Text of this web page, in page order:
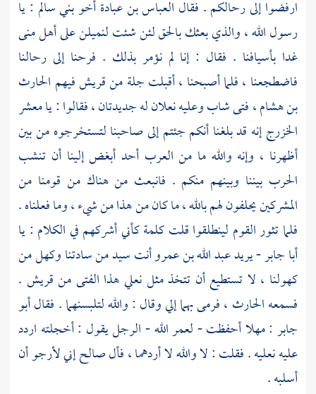
ارفضوا إلى رحالكم . فقال العباس بن عبادةأخوبني سالم : يا
رسول الله ، والذي بعثك بالحق لئن شئت لنميلن علىأهلمنى
غدا بأسيافنا . فقال : إنا لم نؤمر بذلك . فرحنا إلى رحالنا
فاضطجعنا ، فلما أصبحنا ، أقبلت جلة منقريشفيهم الحارث
بن هشام ،فتى شاب وعليه نعلان له جديدتان ، فقالوا : يا معشر
الخزرجإنه قد بلغنا أنكم جئتم إلى صاحبنا لتستخرجوه من بين
أظهرنا ، وإنه والله ما من العرب أحد أبغض إلينا أن تنشب
الحرب بيننا وبينهم منكم . فانبعث من هناك من قومنا من
المشركين يحلفون لهم بالله ، ما كان من هذا من شيء ، وما فعلناه .
فلما تثور القوم لينطلقوا قلت كلمة كأني أشركهم في الكلام : يا
أبا جابر- يريدعبد الله بن عمروأنت سيد من سادتنا وكهل من
كهولنا ، لا تستطيع أن تتخذ مثل نعلي هذا الفتى منقريش .
فسمعهالحارث ،فرمى بهما إلي وقال : والله لتلبسنهما . فقالأبو
جابر : مهلا أحفظت - لعمر الله - الرجل يقول : أخجلته اردد
عليه نعليه . فقلت : لا والله لا أردهما ، فأل صالح إني لأرجو أن
أسلبه .